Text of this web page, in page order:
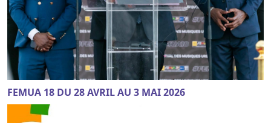
FEMUA 18 DU 28 AVRIL AU 3 MAI 2026